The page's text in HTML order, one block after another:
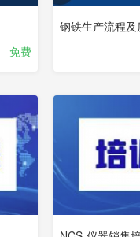
免费
钢铁生产流程